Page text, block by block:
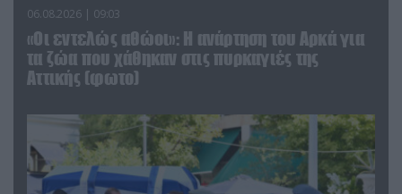
06.08.2026 | 09:03
«Οι εντελώς αθώοι»: Η ανάρτηση του Αρκά για
τα ζώα που χάθηκαν στις πυρκαγιές της
Αττικής (φωτο)